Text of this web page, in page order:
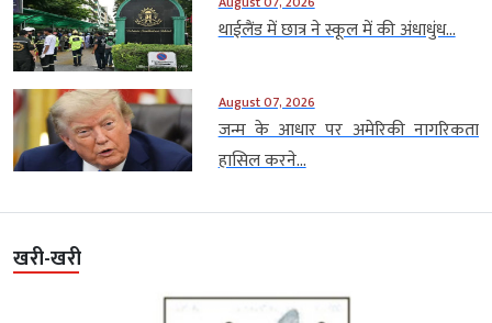
थाईलैंड में छात्र ने स्कूल में की अंधाधुंध...
August 07, 2026
जन्म के आधार पर अमेरिकी नागरिकता
हासिल करने...
खरी-खरी